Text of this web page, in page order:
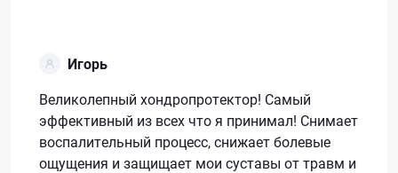
Игорь
Великолепный хондропротектор! Самый
эффективный из всех что я принимал! Снимает
воспалительный процесс, снижает болевые
ощущения и защищает мои суставы от травм и